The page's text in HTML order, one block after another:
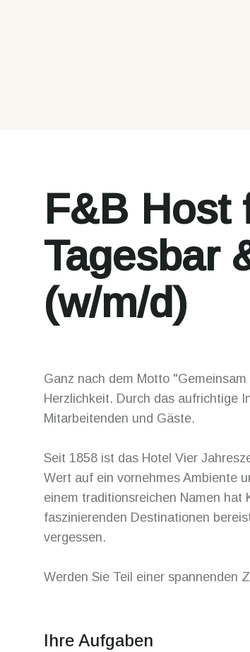
F&B Host
Tagesbar
(w/m/d)
Ganz nach dem Motto
Herzlichkeit. Durch das aufrichtige
Mitarbeitenden und Gäste.
Seit 1858 ist das Hotel Vier
Wert auf ein vornehmes Ambiente
einem traditionsreichen Namen hat
faszinierenden Destinationen
vergessen.
Werden Sie Teil einer spannenden
Ihre Aufgaben